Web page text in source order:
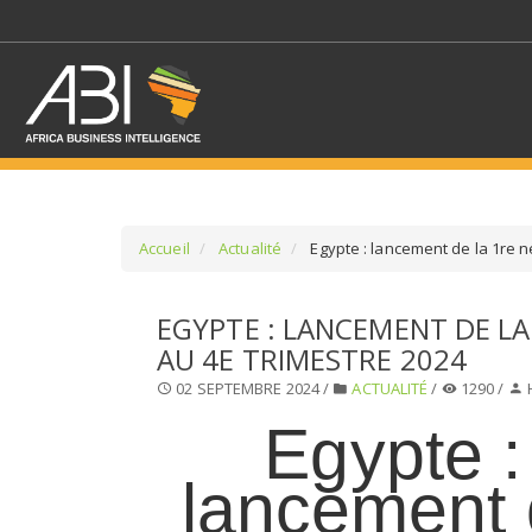
SELECTIONNEZ UNE
Accueil Actualité Egypte : lancement de la 1re
EGYPTE : LANCEMENT DE
AU 4E TRIMESTRE 2024
02 SEPTEMBRE 2024 / ACTUALITÉ / 1290 /
Egypte :
lancement